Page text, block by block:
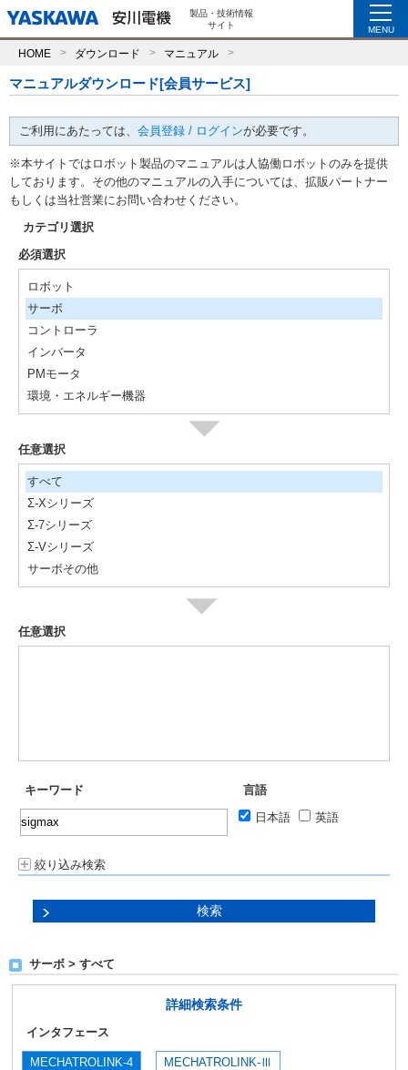
製品・技術情報
サイト
MENU
HOME ダウンロード マニュアル
マニュアルダウンロード[会員サービス]
ご利用にあたっては、 会員登録 / ログインが必要です。
※本サイトではロボット製品のマニュアルは人協働ロボットのみを提供
しております。その他のマニュアルの入手については、拡販パートナー
もしくは当社営業にお問い合わせください。
カテゴリ選択
必須選択
ロボット
サーボ
コントローラ
インバータ
PMモータ
環境・エネルギー機器
任意選択
すべて
Σ-Xシリーズ
Σ-7シリーズ
Σ-Vシリーズ
サーボその他
任意選択
キーワード
言語
日本語
英語
絞り込み検索
サーボ > すべて
詳細検索条件
インタフェース
MECHATROLINK-4 MECHATROLINK-Ⅲ